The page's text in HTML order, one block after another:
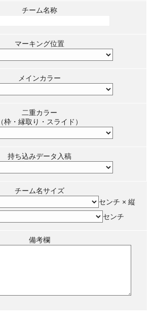
チーム名称
マーキング位置
メインカラー
二重カラー
（枠・縁取り・スライド）
持ち込みデータ入稿
チーム名サイズ
センチ × 縦
センチ
備考欄